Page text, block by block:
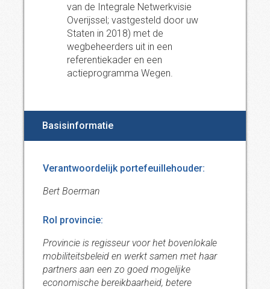
van de Integrale Netwerkvisie
Overijssel; vastgesteld door uw
Staten in 2018) met de
wegbeheerders uit in een
referentiekader en een
actieprogramma Wegen.
Basisinformatie
Verantwoordelijk portefeuillehouder:
Bert Boerman
Rol provincie:
Provincie is regisseur voor het bovenlokale
mobiliteitsbeleid en werkt samen met haar
partners aan een zo goed mogelijke
economische bereikbaarheid, betere